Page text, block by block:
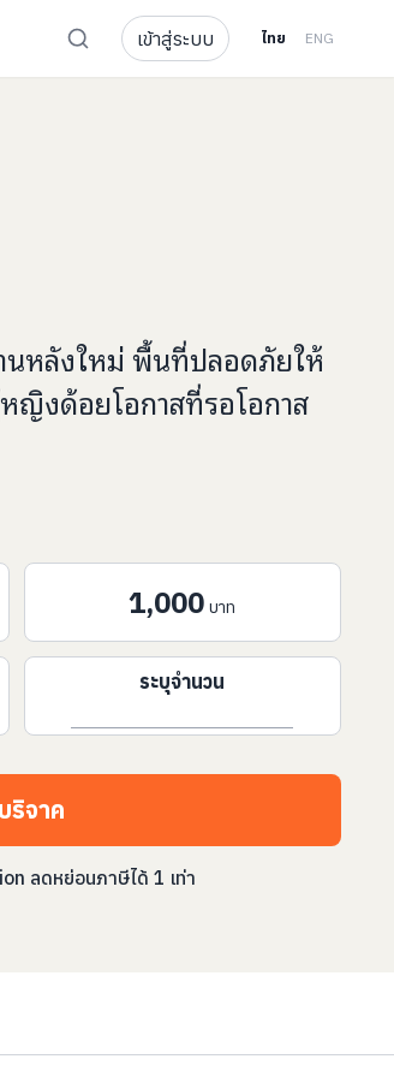
เข้าสู่ระบบ ไทย ENG
นหลังใหม่ พื้นที่ปลอดภัยให้
ญิงด้อยโอกาสที่รอโอกาส
1,000 บาท
ระบุจำนวน
บริจาค
ลดหย่อนภาษีได้ 1 เท่า